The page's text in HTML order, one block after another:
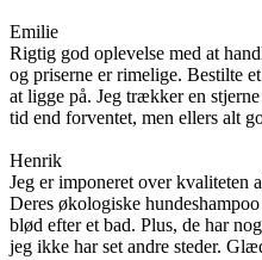
Emilie
Rigtig god oplevelse med at
og priserne er rimelige. Bestilte
at ligge på. Jeg trækker en
tid end forventet, men ellers alt
Henrik
Jeg er imponeret over kvaliteten
Deres økologiske
blød efter et bad. Plus, de har
jeg ikke har set andre steder.